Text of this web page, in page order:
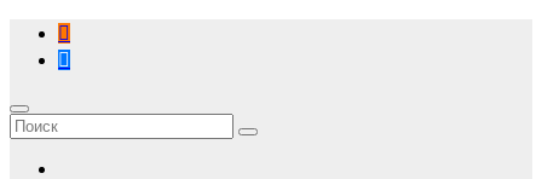
Перейти
содержимому